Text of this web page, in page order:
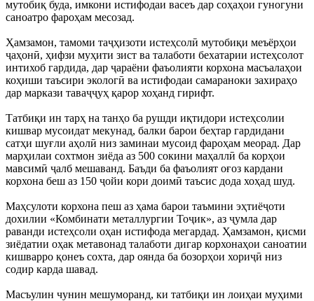
мутобиқ буда, имкони истифодаи васеъ дар соҳаҳои гуногуни
саноатро фароҳам месозад.
Ҳамзамон, тамоми таҷҳизоти истеҳсолӣ мутобиқи меъёрҳои
ҷаҳонӣ, ҳифзи муҳити зист ва талаботи бехатарии истеҳсолот
интихоб гардида, дар ҷараёни фаъолияти корхона масъалаҳои
коҳиши таъсири экологӣ ва истифодаи самараноки захираҳо
дар маркази таваҷҷуҳ қарор хоҳанд гирифт.
Татбиқи ин тарҳ на танҳо ба рушди иқтидори истеҳсолии
кишвар мусоидат мекунад, балки барои беҳтар гардидани
сатҳи шуғли аҳолӣ низ заминаи мусоид фароҳам меорад. Дар
марҳилаи сохтмон зиёда аз 500 сокини маҳаллӣ ба корҳои
мавсимӣ ҷалб мешаванд. Баъди ба фаъолият оғоз кардани
корхона беш аз 150 ҷойи кори доимӣ таъсис дода хоҳад шуд.
Маҳсулоти корхона пеш аз ҳама барои таъмини эҳтиёҷоти
дохилии «Комбинати металлургии Тоҷик», аз ҷумла дар
раванди истеҳсоли оҳан истифода мегардад. Ҳамзамон, қисми
зиёдатии оҳак метавонад талаботи дигар корхонаҳои саноатии
кишварро қонеъ сохта, дар оянда ба бозорҳои хориҷӣ низ
содир карда шавад.
Масъулин чунин мешуморанд, ки татбиқи ин лоиҳаи муҳими